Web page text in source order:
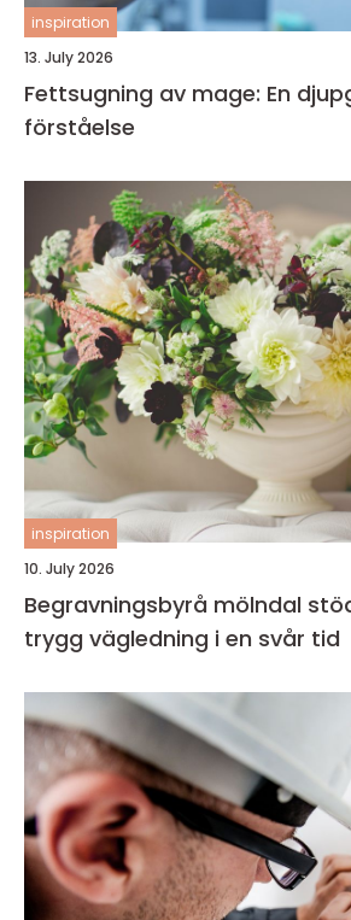
inspiration
13. July 2026
Fettsugning av mage: En
förståelse
inspiration
10. July 2026
Begravningsbyrå mölndal stöd, omsorg och
trygg vägledning i en svår tid